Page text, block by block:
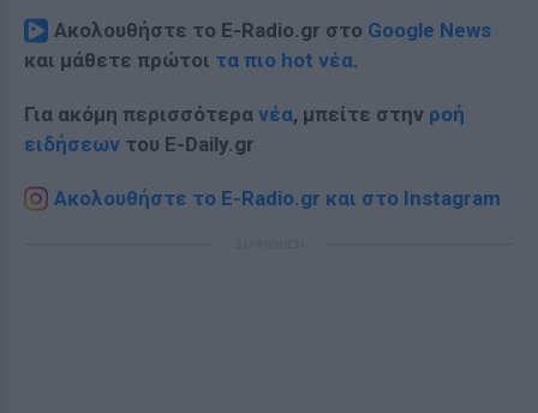
Ακολουθήστε το E-Radio.gr στο Google News
και μάθετε πρώτοι τα πιο hot νέα.
Για ακόμη περισσότερα νέα, μπείτε στην ροή
ειδήσεων του E-Daily.gr
Ακολουθήστε το E-Radio.gr και στο Instagram